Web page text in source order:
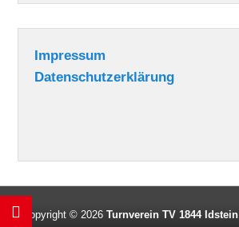
Impressum
Datenschutzerklärung
Copyright © 2026 Turnverein TV 1844 Idstein